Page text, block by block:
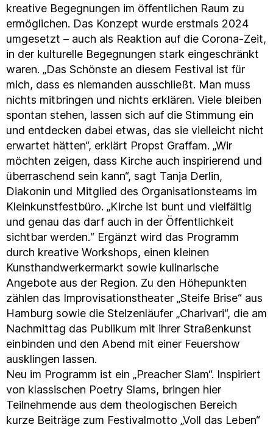
kreative Begegnungen im öffentlichen Raum zu
ermöglichen. Das Konzept wurde erstmals 2024
umgesetzt – auch als Reaktion auf die Corona-Zeit,
in der kulturelle Begegnungen stark eingeschränkt
waren. „Das Schönste an diesem Festival ist für
mich, dass es niemanden ausschließt. Man muss
nichts mitbringen und nichts erklären. Viele bleiben
spontan stehen, lassen sich auf die Stimmung ein
und entdecken dabei etwas, das sie vielleicht nicht
erwartet hätten“, erklärt Propst Graffam. „Wir
möchten zeigen, dass Kirche auch inspirierend und
überraschend sein kann“, sagt Tanja Derlin,
Diakonin und Mitglied des Organisationsteams im
Kleinkunstfestbüro. „Kirche ist bunt und vielfältig
und genau das darf auch in der Öffentlichkeit
sichtbar werden.“ Ergänzt wird das Programm
durch kreative Workshops, einen kleinen
Kunsthandwerkermarkt sowie kulinarische
Angebote aus der Region. Zu den Höhepunkten
zählen das Improvisationstheater „Steife Brise“ aus
Hamburg sowie die Stelzenläufer „Charivari“, die am
Nachmittag das Publikum mit ihrer Straßenkunst
einbinden und den Abend mit einer Feuershow
ausklingen lassen.
Neu im Programm ist ein „Preacher Slam“. Inspiriert
von klassischen Poetry Slams, bringen hier
Teilnehmende aus dem theologischen Bereich
kurze Beiträge zum Festivalmotto „Voll das Leben“